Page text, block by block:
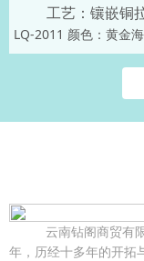
云南钻阁商贸有限
年，历经十多年的开拓